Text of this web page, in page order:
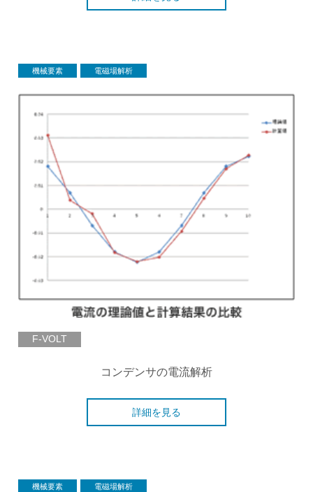
機械要素 電磁場解析
F-VOLT
コンデンサの電流解析
詳細を見る
機械要素 電磁場解析